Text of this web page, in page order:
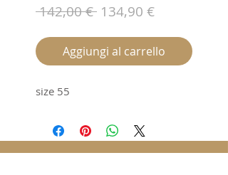
142,00 € Prezzo
134,90 €Prezzo
Aggiungi al carrello
size 55